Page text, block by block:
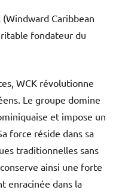
Caribbean
fondateur du
WCK révolutionne
Le groupe domine
et impose un
force réside dans sa
traditionnelles sans
ainsi une forte
enracinée dans la